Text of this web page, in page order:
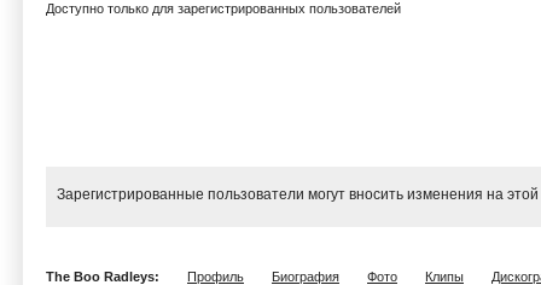
Доступно только для зарегистрированных пользователей
Зарегистрированные пользователи могут вносить изменения на
The Boo Radleys: Профиль Биография Фото Клипы